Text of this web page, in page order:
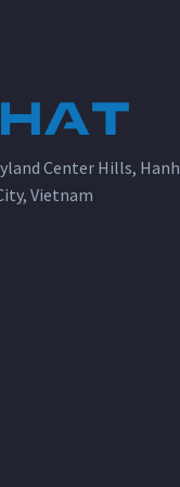
Center Hills, Hanh
Vietnam